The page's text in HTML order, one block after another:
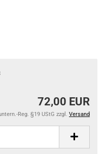
72,00 EUR
Reg. §19 UStG zzgl. Versand